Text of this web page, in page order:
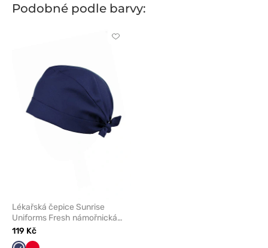
Podobné podle barvy:
Kliknutím
Lékařská čepice Sunrise
Uniforms Fresh námořnická
modř (zavinovací)
119 Kč